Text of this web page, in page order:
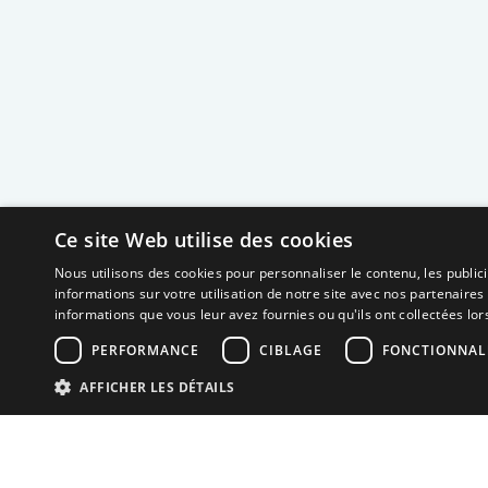
Ce site Web utilise des cookies
Nous utilisons des cookies pour personnaliser le contenu, les
informations sur votre utilisation de notre site avec nos
informations que vous leur avez fournies ou qu'ils ont collectées
PERFORMANCE
CIBLAGE
AFFICHER LES DÉTAILS